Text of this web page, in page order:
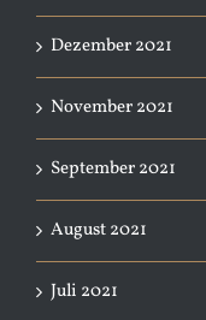
Dezember 2021
November 2021
September 2021
August 2021
Juli 2021